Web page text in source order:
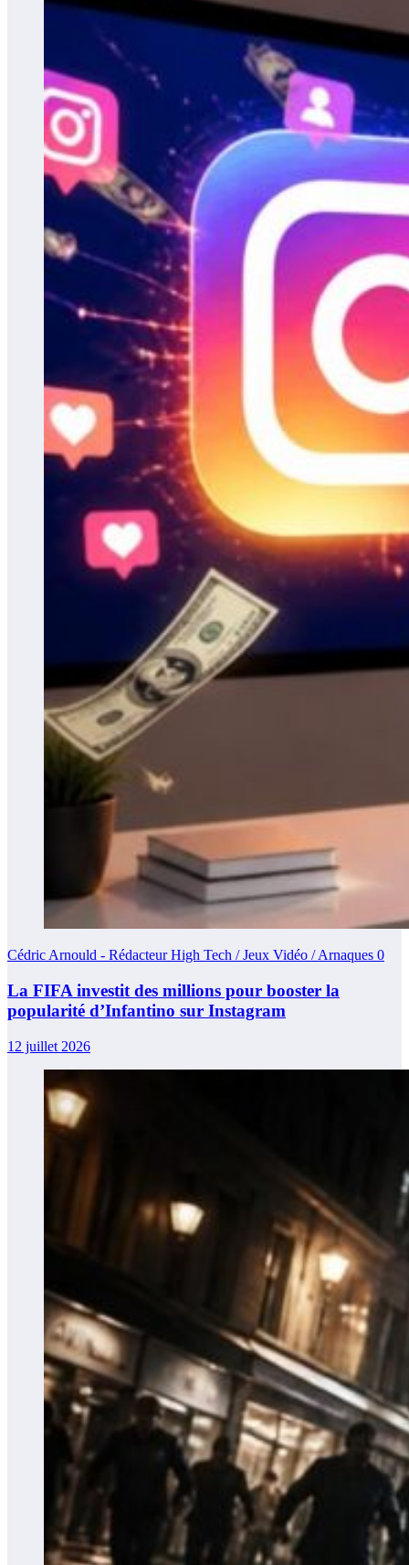
Cédric Arnould - Rédacteur High Tech / Jeux Vidéo / Arnaques 0
La FIFA investit des millions pour booster la
popularité d’Infantino sur Instagram
12 juillet 2026